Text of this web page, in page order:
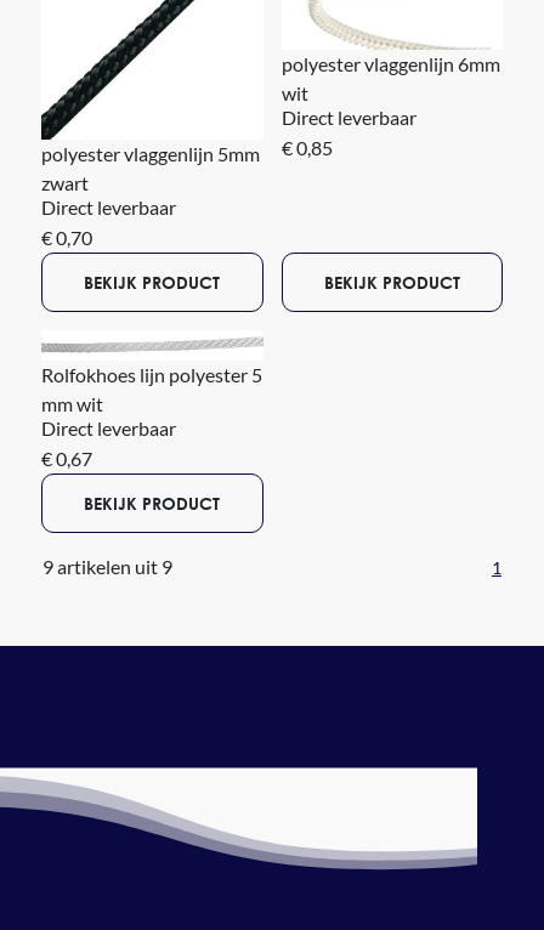
polyester vlaggenlijn 5mm
zwart
Direct leverbaar
€ 0,70
BEKIJK PRODUCT
polyester vlaggenlijn 6mm
wit
Direct leverbaar
€ 0,85
BEKIJK PRODUCT
Rolfokhoes lijn polyester 5
mm wit
Direct leverbaar
€ 0,67
BEKIJK PRODUCT
9 artikelen uit 9 1